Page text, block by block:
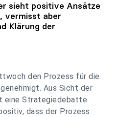
sieht positive Ansätze
vermisst aber
Klärung der
den Prozess für die
Aus Sicht der
eine Strategiedebatte
dass der Prozess